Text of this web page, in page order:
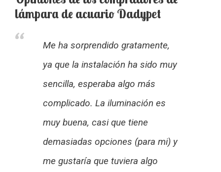
lámpara de acuario Dadypet
Me ha sorprendido gratamente,
ya que la instalación ha sido muy
sencilla, esperaba algo más
complicado. La iluminación es
muy buena, casi que tiene
demasiadas opciones (para mi) y
me gustaría que tuviera algo